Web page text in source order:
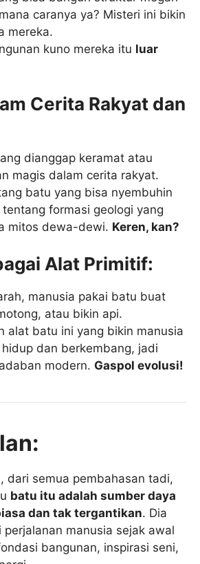
caranya ya? Misteri ini bikin
mereka.
kuno mereka itu luar
Cerita Rakyat dan
dianggap keramat atau
magis dalam cerita rakyat.
batu yang bisa nyembuhin
formasi geologi yang
mitos dewa-dewi. Keren, kan?
Alat Primitif:
manusia pakai batu buat
atau bikin api.
alat batu ini yang bikin manusia
dan berkembang, jadi
modern. Gaspol evolusi!
dari semua pembahasan tadi,
batu itu adalah sumber daya
dan tak tergantikan. Dia
perjalanan manusia sejak awal
bangunan, inspirasi seni,